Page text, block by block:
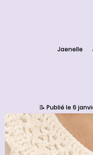
Jaenelle
📝 Publié le 6